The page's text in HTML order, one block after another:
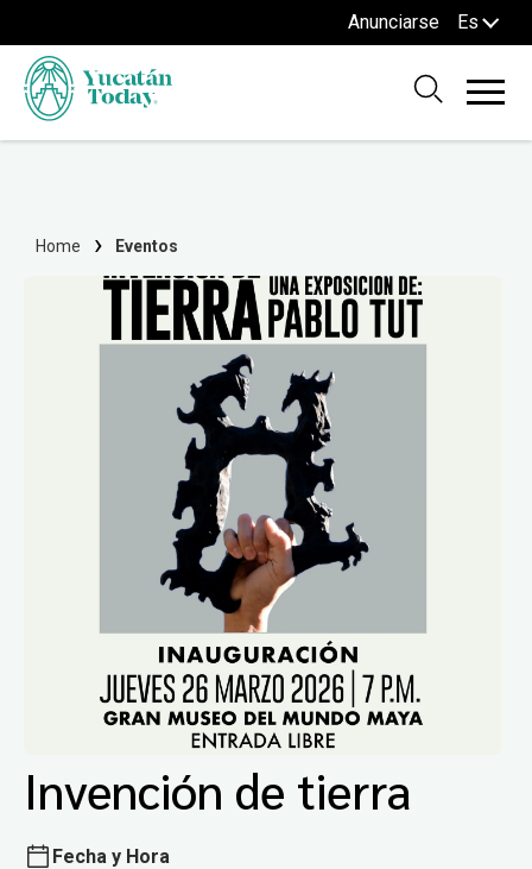
Anunciarse Es
Home Eventos
Invención de tierra
Fecha y Hora